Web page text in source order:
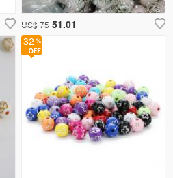
US$ 75 51.01
32